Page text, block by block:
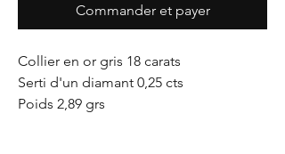
Commander et payer
Collier en or gris 18 carats
Serti d'un diamant 0,25 cts
Poids 2,89 grs